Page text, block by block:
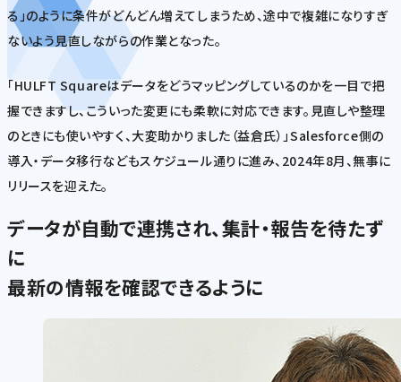
る」のように条件がどんどん増えてしまうため、途中で複雑になりすぎ
ないよう見直しながらの作業となった。
「HULFT Squareはデータをどうマッピングしているのかを一目で把
握できますし、こういった変更にも柔軟に対応できます。見直しや整理
のときにも使いやすく、大変助かりました（益倉氏）」Salesforce側の
導入・データ移行などもスケジュール通りに進み、2024年8月、無事に
リリースを迎えた。
データが自動で連携され、集計・報告を待たず
に
最新の情報を確認できるように